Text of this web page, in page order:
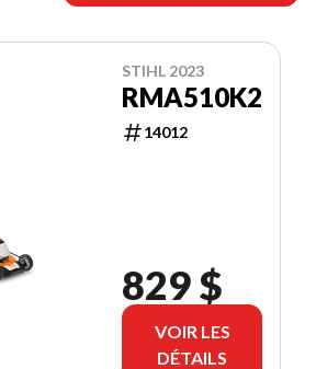
STIHL 2023
RMA510K2
14012
829 $
VOIR LES
DÉTAILS